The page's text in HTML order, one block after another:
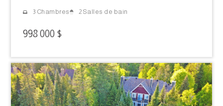
3 Chambres 2 Salles de bain
998 000 $